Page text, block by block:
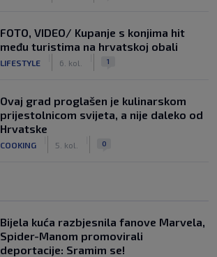
FOTO, VIDEO/ Kupanje s konjima hit
među turistima na hrvatskoj obali
LIFESTYLE 6. kol. 1
Ovaj grad proglašen je kulinarskom
prijestolnicom svijeta, a nije daleko od
Hrvatske
COOKING 5. kol. 0
Bijela kuća razbjesnila fanove Marvela,
Spider-Manom promovirali
deportacije: Sramim se!